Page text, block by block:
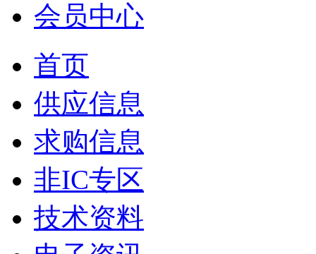
会员中心
首页
供应信息
求购信息
非IC专区
技术资料